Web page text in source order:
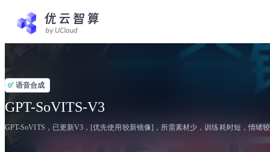
语音合成
GPT-SoVITS-V3
GPT-SoVITS，已更新V3，[优先使用较新镜像]，所需素材少，训练耗时短，情绪